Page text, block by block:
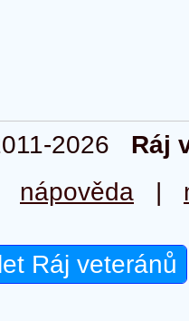
2026 Ráj
nápověda |
Ráj veteránů